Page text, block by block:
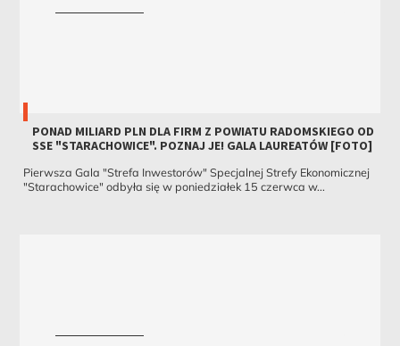
PONAD MILIARD PLN DLA FIRM Z POWIATU RADOMSKIEGO OD
SSE "STARACHOWICE". POZNAJ JE! GALA LAUREATÓW [FOTO]
Pierwsza Gala "Strefa Inwestorów" Specjalnej Strefy Ekonomicznej
"Starachowice" odbyła się w poniedziałek 15 czerwca w...